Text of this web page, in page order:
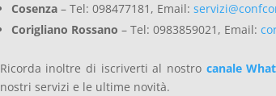
Cosenza – Tel: 098477181, Email:
Corigliano Rossano – Tel: 0983859021, Email:
Ricorda inoltre di iscriverti al nostro canale
nostri servizi e le ultime novità.